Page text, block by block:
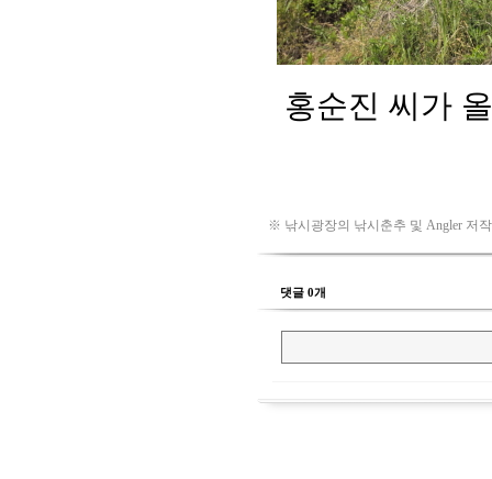
※ 낚시광장의 낚시춘추 및 Angler 저
댓글 0개